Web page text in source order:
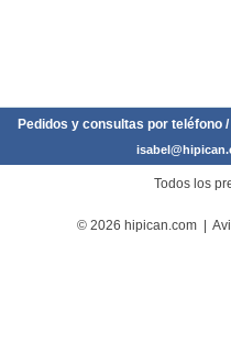
Pedidos y consultas por teléfono
Todos los
© 2026 hipican.com |